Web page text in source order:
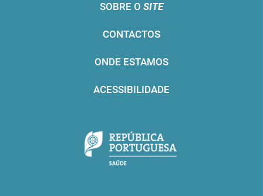
SOBRE O SITE
CONTACTOS
ONDE ESTAMOS
ACESSIBILIDADE